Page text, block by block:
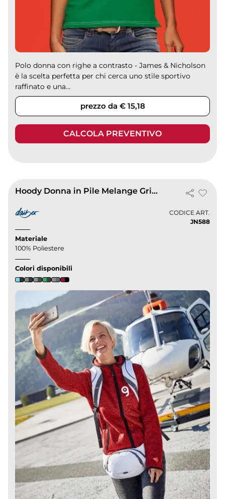
Polo donna con righe a contrasto - James & Nicholson
è la scelta perfetta per chi cerca uno stile sportivo
raffinato e una...
prezzo da € 15,18
CALCOLA PREVENTIVO
Hoody Donna in Pile Melange Grigia, Morbida e Calda
CODICE ART.
JN588
Materiale
100% Poliestere
Colori disponibili